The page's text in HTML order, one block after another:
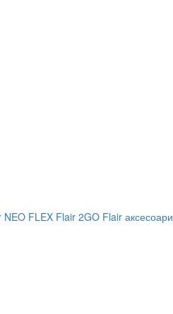
NEO FLEX Flair 2GO Flair аксесоари